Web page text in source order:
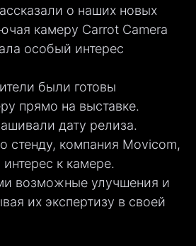
о наших новых
камеру Carrot Camera
особый интерес
были готовы
прямо на выставке.
дату релиза.
стенду, компания Movicom,
к камере.
возможные улучшения и
их экспертизу в своей